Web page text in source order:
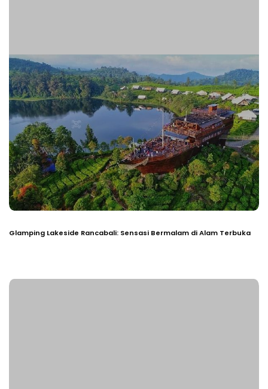
Glamping Lakeside Rancabali: Sensasi Bermalam di Alam Terbuka